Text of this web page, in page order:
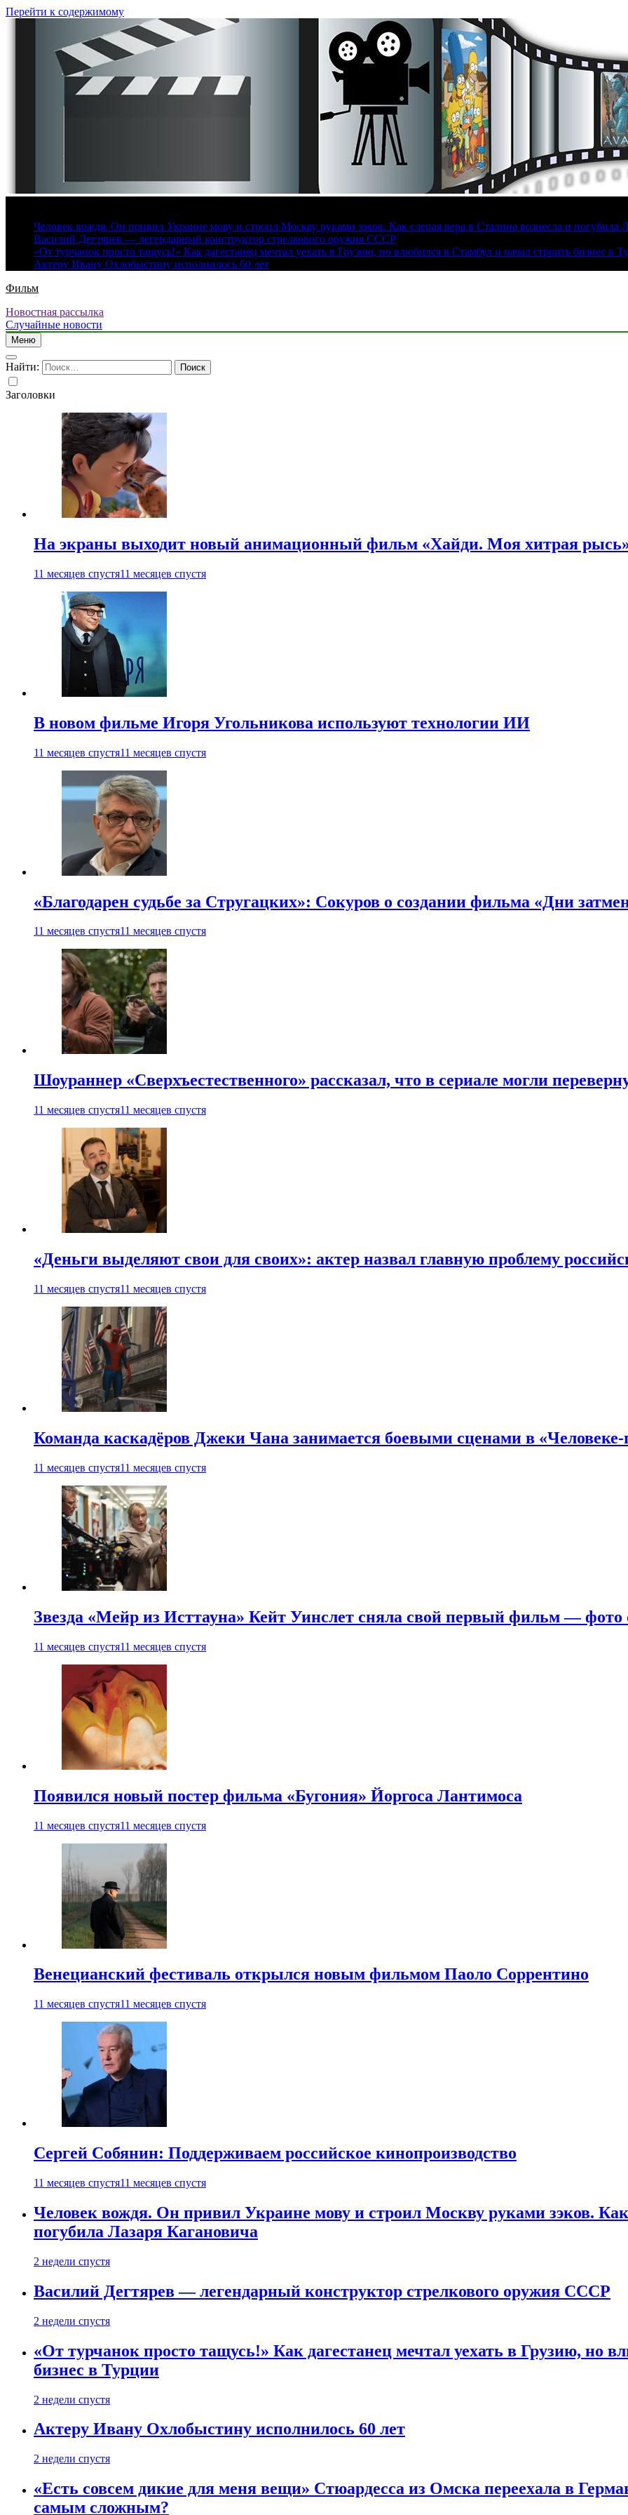
Перейти к содержимому
Человек вождя. Он привил Украине мову и строил Москву руками зэков. Как слепая вера в Сталина вознесла и погубила
Василий Дегтярев — легендарный конструктор стрелкового оружия СССР
«От турчанок просто тащусь!» Как дагестанец мечтал уехать в Грузию, но влюбился в Стамбул и начал строить бизнес в
Актеру Ивану Охлобыстину исполнилось 60 лет
Фильм
Новостная рассылка
Случайные новости
Меню
Найти:
Заголовки
На экраны выходит новый анимационный фильм «Хайди. Моя хитрая
11 месяцев спустя11 месяцев спустя
В новом фильме Игоря Угольникова используют технологии ИИ
11 месяцев спустя11 месяцев спустя
«Благодарен судьбе за Стругацких»: Сокуров о создании фильма «Дни
11 месяцев спустя11 месяцев спустя
Шоураннер «Сверхъестественного» рассказал, что в сериале могли
11 месяцев спустя11 месяцев спустя
«Деньги выделяют свои для своих»: актер назвал главную проблему
11 месяцев спустя11 месяцев спустя
Команда каскадёров Джеки Чана занимается боевыми сценами в «Человеке-
11 месяцев спустя11 месяцев спустя
Звезда «Мейр из Исттауна» Кейт Уинслет сняла свой первый фильм — фото
11 месяцев спустя11 месяцев спустя
Появился новый постер фильма «Бугония» Йоргоса Лантимоса
11 месяцев спустя11 месяцев спустя
Венецианский фестиваль открылся новым фильмом Паоло Соррентино
11 месяцев спустя11 месяцев спустя
Сергей Собянин: Поддерживаем российское кинопроизводство
11 месяцев спустя11 месяцев спустя
Человек вождя. Он привил Украине мову и строил Москву руками зэков.
погубила Лазаря Кагановича
2 недели спустя
Василий Дегтярев — легендарный конструктор стрелкового оружия СССР
2 недели спустя
«От турчанок просто тащусь!» Как дагестанец мечтал уехать в Грузию, но
бизнес в Турции
2 недели спустя
Актеру Ивану Охлобыстину исполнилось 60 лет
2 недели спустя
«Есть совсем дикие для меня вещи» Стюардесса из Омска переехала в
самым сложным?